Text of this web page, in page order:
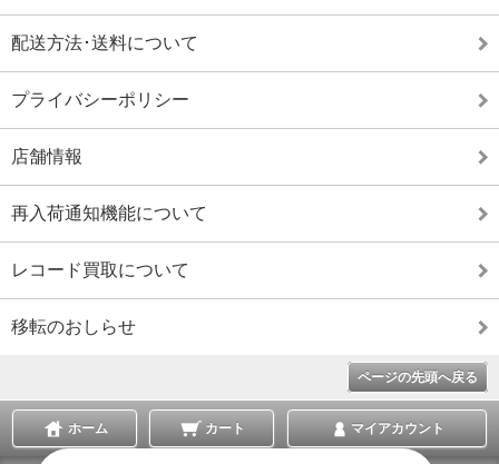
配送方法･送料について
プライバシーポリシー
店舗情報
再入荷通知機能について
レコード買取について
移転のおしらせ
ページの先頭へ戻る
ホーム カート マイアカウント